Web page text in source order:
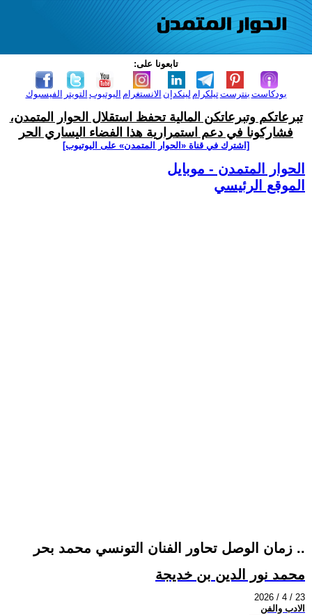
تابعونا على:
الفيسبوك التويتر اليوتيوب الانستغرام لينكدإن تيلكرامبنترست بودكاست
تبرعاتكم وتبرعاتكن المالية تحفظ استقلال الحوار المتمدن،
فشاركونا في دعم استمرارية هذا الفضاء اليساري الحر
[اشترك في قناة ‫«الحوار المتمدن» على اليوتيوب]
الحوار المتمدن - موبايل
الموقع الرئيسي
زمان الوصل تحاور الفنان التونسي محمد بحر ..
محمد نور الدين بن خديجة
2026 / 4 / 23
الادب والفن